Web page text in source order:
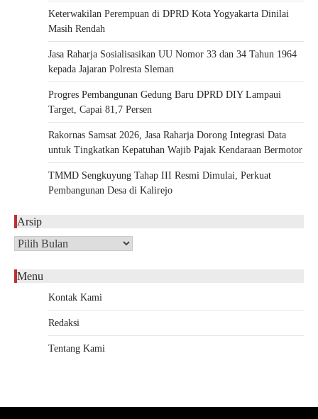
Keterwakilan Perempuan di DPRD Kota Yogyakarta Dinilai
Masih Rendah
Jasa Raharja Sosialisasikan UU Nomor 33 dan 34 Tahun 1964
kepada Jajaran Polresta Sleman
Progres Pembangunan Gedung Baru DPRD DIY Lampaui
Target, Capai 81,7 Persen
Rakornas Samsat 2026, Jasa Raharja Dorong Integrasi Data
untuk Tingkatkan Kepatuhan Wajib Pajak Kendaraan Bermotor
TMMD Sengkuyung Tahap III Resmi Dimulai, Perkuat
Pembangunan Desa di Kalirejo
Arsip
Arsip
Menu
Kontak Kami
Redaksi
Tentang Kami